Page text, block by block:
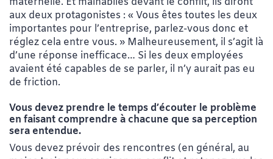
aux deux protagonistes : « Vous êtes toutes les deux
importantes pour l’entreprise, parlez-vous donc et
réglez cela entre vous. » Malheureusement, il s’agit là
d’une réponse inefficace… Si les deux employées
avaient été capables de se parler, il n’y aurait pas eu
de friction.
Vous devez prendre le temps d’écouter le problème
en faisant comprendre à chacune que sa perception
sera entendue.
Vous devez prévoir des rencontres (en général, au